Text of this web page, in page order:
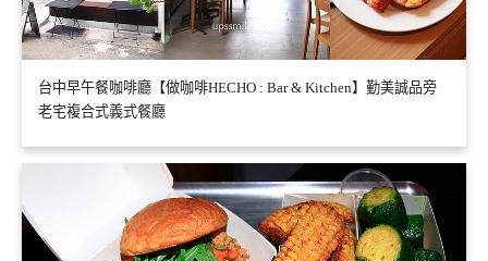
台中早午餐咖啡廳【做咖啡HECHO : Bar & Kitchen】勤美誠品旁
老宅複合式義式餐廳